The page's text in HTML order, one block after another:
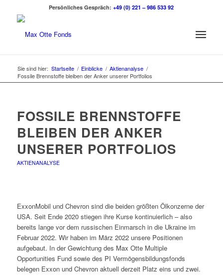
Persönliches Gespräch:+49 (0) 221 – 986 533 92
Sie sind hier: Startseite / Einblicke / Aktienanalyse /
Fossile Brennstoffe bleiben der Anker unserer Portfolios
FOSSILE BRENNSTOFFE
BLEIBEN DER ANKER
UNSERER PORTFOLIOS
AKTIENANALYSE
ExxonMobil und Chevron sind die beiden größten Ölkonzerne der
USA. Seit Ende 2020 stiegen ihre Kurse kontinuierlich – also
bereits lange vor dem russischen Einmarsch in die Ukraine im
Februar 2022. Wir haben im März 2022 unsere Positionen
aufgebaut. In der Gewichtung des Max Otte Multiple
Opportunities Fund sowie des PI Vermögensbildungsfonds
belegen Exxon und Chevron aktuell derzeit Platz eins und zwei.